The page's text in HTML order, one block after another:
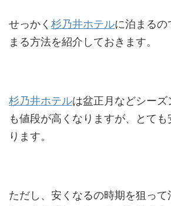
せっかく 杉乃井ホテルに泊まるの
まる方法を紹介しておきます。
杉乃井ホテルは盆正月などシー
も値段が高くなりますが、とて
ります。
ただし、安くなるの時期を狙っ